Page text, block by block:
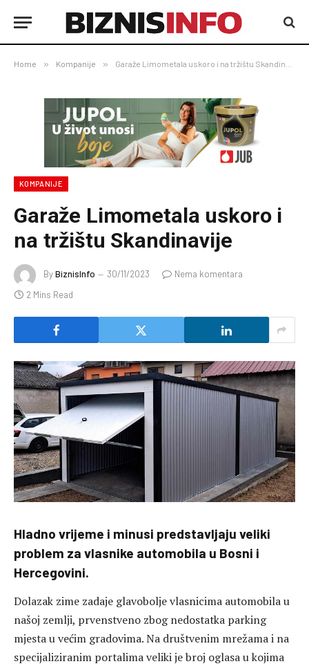
Home » Kompanije » Garaže Limometala uskoro i na tržištu Skandinavije
KOMPANIJE
Garaže Limometala uskoro i
na tržištu Skandinavije
ByBiznisInfo 30/11/2023
Nema komentara
2 Mins Read
Hladno vrijeme i minusi predstavljaju veliki
problem za vlasnike automobila u Bosni i
Hercegovini.
Dolazak zime zadaje glavobolje vlasnicima automobila u
našoj zemlji, prvenstveno zbog nedostatka parking
mjesta u većim gradovima. Na društvenim mrežama i na
specijaliziranim portalima veliki je broj oglasa u kojima